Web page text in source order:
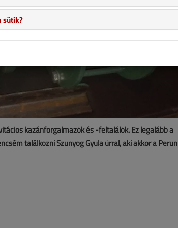
kazánforgalmazók és -feltalálók. Ez legalább a
találkozni Szunyog Gyula úrral, aki akkor a Perun
sütik?